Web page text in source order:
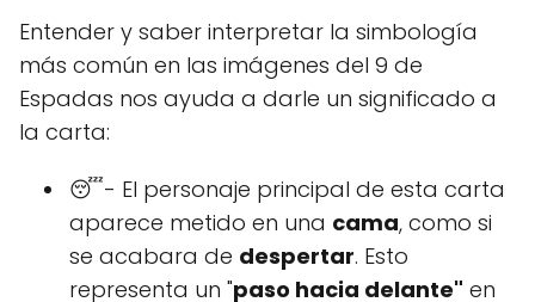
Entender y saber interpretar la simbología
más común en las imágenes del 9 de
Espadas nos ayuda a darle un significado a
la carta:
😴- El personaje principal de esta carta
aparece metido en una cama, como si
se acabara de despertar. Esto
representa un "paso hacia delante" en